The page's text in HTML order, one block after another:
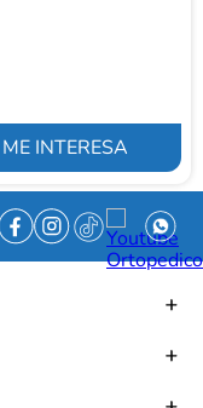
ME INTERESA